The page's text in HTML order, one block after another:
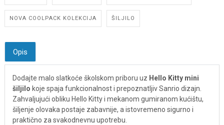
NOVA COOLPACK KOLEKCIJA ŠILJILO
Opis
Dodajte malo slatkoće školskom priboru uz Hello Kitty mini
šiljilo koje spaja funkcionalnost i prepoznatljiv Sanrio dizajn.
Zahvaljujući obliku Hello Kitty i mekanom gumiranom kućištu,
šiljenje olovaka postaje zabavnije, a istovremeno sigurno i
praktično za svakodnevnu upotrebu.